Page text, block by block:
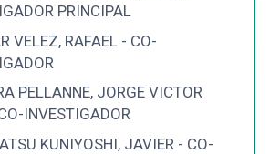
PRINCIPAL
VELEZ, RAFAEL - CO-
PELLANNE, JORGE VICTOR
INVESTIGADOR
KUNIYOSHI, JAVIER - CO-